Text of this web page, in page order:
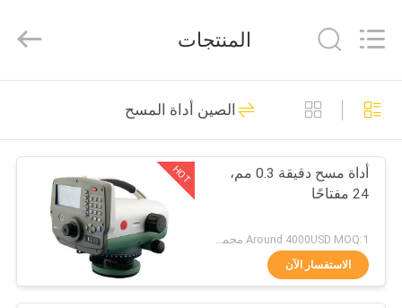
منزل،
بيت
منتجات
معلومات
Instrument
Co.,Ltd.
Reserved.
مسح المنشور العاكس
23
33
المنتجات
الصين أداة المسح
HOT
أداة مسح دقيقة 0.3 مم،
24 مفتاحًا
Around 4000USD MOQ:1 مجموعة
الاستفسار الآن